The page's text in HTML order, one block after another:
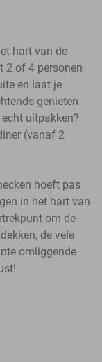
hart van de
2 of 4 personen
en laat je
genieten
uitpakken?
(vanaf 2
hoeft pas
in het hart van
om de
de vele
omliggende